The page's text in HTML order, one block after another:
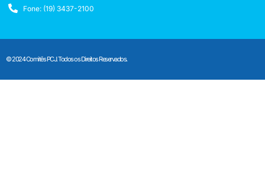
Fone: (19) 3437-2100
© 2024 Comitês PCJ. Todos os Direitos Reservados.